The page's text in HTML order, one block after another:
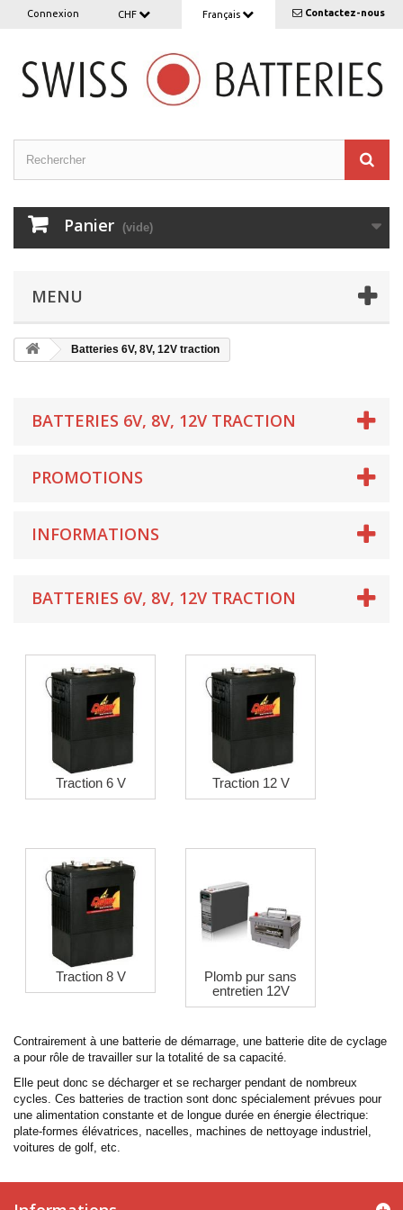
Contactez-nous
Français
CHF
Connexion
Panier (vide)
MENU
Batteries 6V, 8V, 12V traction
BATTERIES 6V, 8V, 12V TRACTION
PROMOTIONS
INFORMATIONS
BATTERIES 6V, 8V, 12V TRACTION
Traction 6 V Traction 12 V
Traction 8 V
Plomb pur sans
entretien 12V
Contrairement à une batterie de démarrage, une batterie dite de cyclage
a pour rôle de travailler sur la totalité de sa capacité.
Elle peut donc se décharger et se recharger pendant de nombreux
cycles. Ces batteries de traction sont donc spécialement prévues pour
une alimentation constante et de longue durée en énergie électrique:
plate-formes élévatrices, nacelles, machines de nettoyage industriel,
voitures de golf, etc.